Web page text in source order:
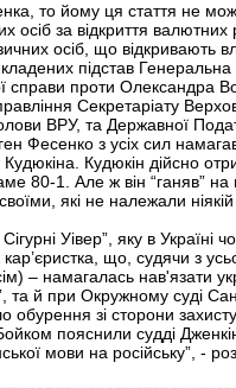
то йому ця стаття не
осіб за відкриття
осіб, що
підстав
справи проти Олександра
Секретаріату
ВРУ, та Державної
Фесенко з усіх сил
Кудюкін дійсно
80-1. Але ж він “ганяв”
які не належали
Уівер”, яку в Україні
що, судячи з
– намагалась
та й при Окружному суді
обурення зі сторони
Бойком пояснили судді
мови на російську”, -